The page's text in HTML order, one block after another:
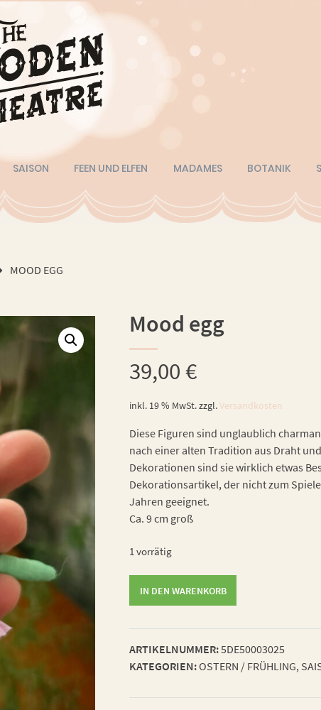
SAISON FEEN UND ELFEN MADAMES BOTANIK
MOOD EGG
Mood egg
39,00€
inkl. 19 % MwSt.zzgl.Versandkosten
Diese Figuren sind unglaublich
nach einer alten Tradition aus Draht
Dekorationen sind sie wirklich etwas
Dekorationsartikel, der nicht zum
Jahren geeignet.
Ca. 9 cm groß
1 vorrätig
IN DEN WARENKORB
ARTIKELNUMMER:5DE50003025
KATEGORIEN:OSTERN / FRÜHLING,